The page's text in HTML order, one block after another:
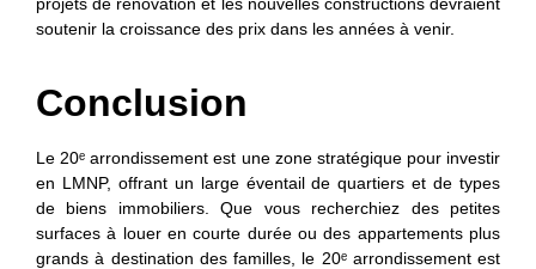
projets de rénovation et les nouvelles constructions devraient
soutenir la croissance des prix dans les années à venir.
Conclusion
Le 20ᵉ arrondissement est une zone stratégique pour investir
en LMNP, offrant un large éventail de quartiers et de types
de biens immobiliers. Que vous recherchiez des petites
surfaces à louer en courte durée ou des appartements plus
grands à destination des familles, le 20ᵉ arrondissement est